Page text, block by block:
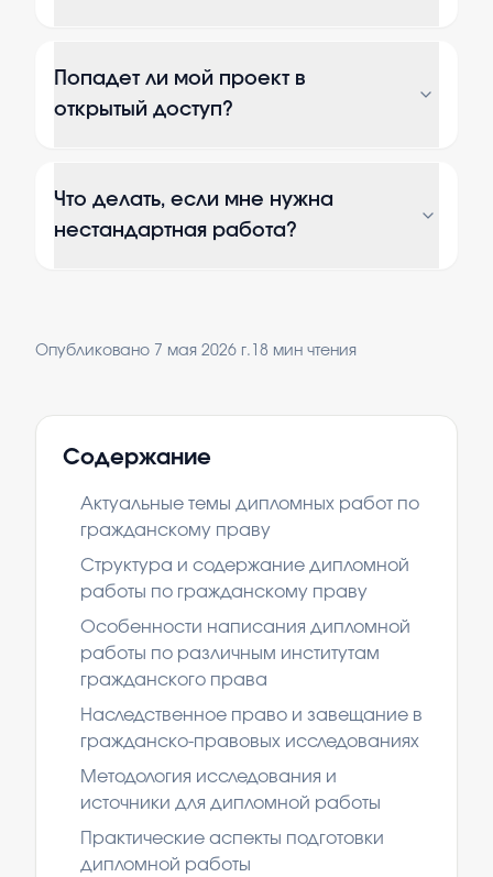
Попадет ли мой проект в
открытый доступ?
Что делать, если мне нужна
нестандартная работа?
Опубликовано 7 мая 2026 г. 18 мин чтения
Содержание
Актуальные темы дипломных работ по
гражданскому праву
Структура и содержание дипломной
работы по гражданскому праву
Особенности написания дипломной
работы по различным институтам
гражданского права
Наследственное право и завещание в
гражданско-правовых исследованиях
Методология исследования и
источники для дипломной работы
Практические аспекты подготовки
дипломной работы